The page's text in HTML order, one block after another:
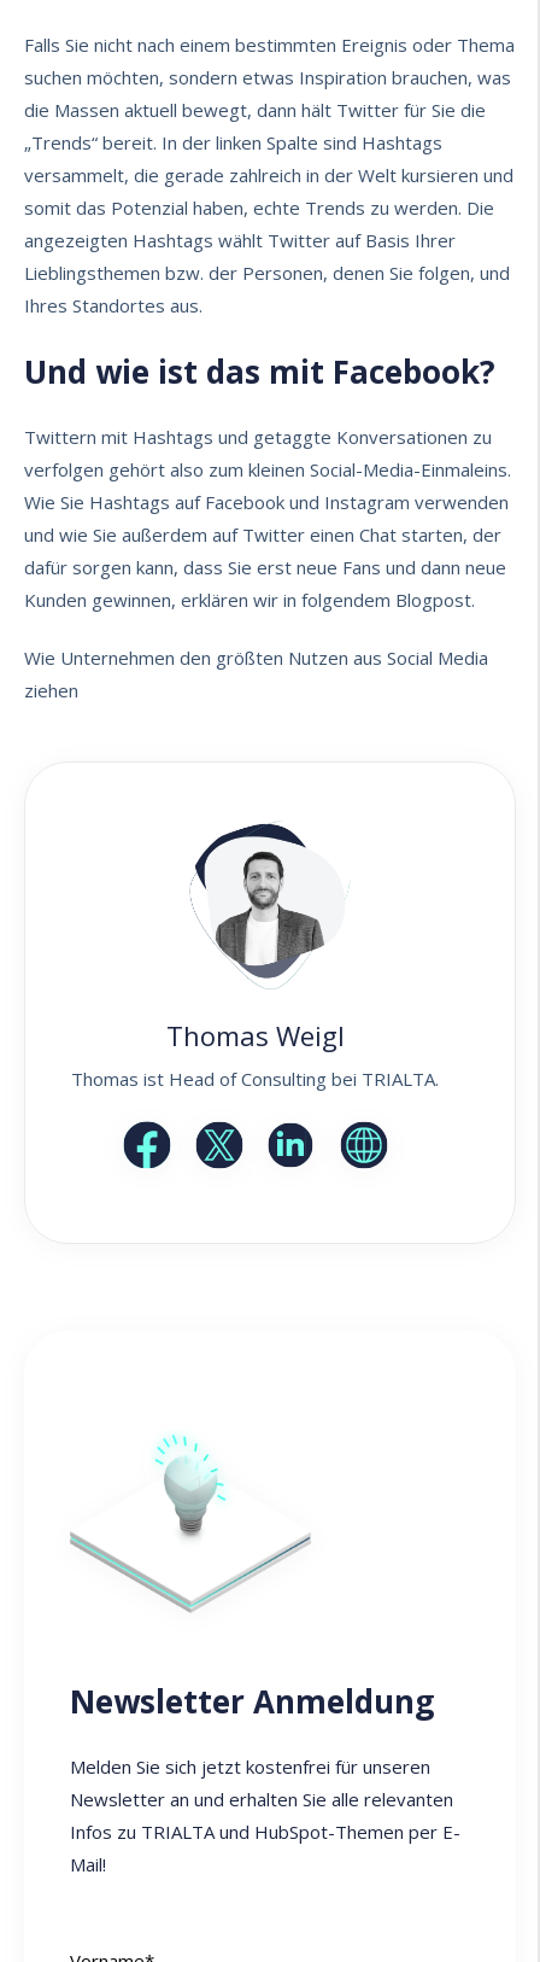
Falls Sie nicht nach einem bestimmten Ereignis oder Thema
suchen möchten, sondern etwas Inspiration brauchen, was
die Massen aktuell bewegt, dann hält Twitter für Sie die
„Trends“ bereit. In der linken Spalte sind Hashtags
versammelt, die gerade zahlreich in der Welt kursieren und
somit das Potenzial haben, echte Trends zu werden. Die
angezeigten Hashtags wählt Twitter auf Basis Ihrer
Lieblingsthemen bzw. der Personen, denen Sie folgen, und
Ihres Standortes aus.
Und wie ist das mit Facebook?
Twittern mit Hashtags und getaggte Konversationen zu
verfolgen gehört also zum kleinen Social-Media-Einmaleins.
Wie Sie Hashtags auf Facebook und Instagram verwenden
und wie Sie außerdem auf Twitter einen Chat starten, der
dafür sorgen kann, dass Sie erst neue Fans und dann neue
Kunden gewinnen, erklären wir in folgendem Blogpost.
Wie Unternehmen den größten Nutzen aus Social Media
ziehen
Thomas Weigl
Thomas ist Head of Consulting bei TRIALTA.
Newsletter Anmeldung
Melden Sie sich jetzt kostenfrei für unseren
Newsletter an und erhalten Sie alle relevanten
Infos zu TRIALTA und HubSpot-Themen per E-
Mail!